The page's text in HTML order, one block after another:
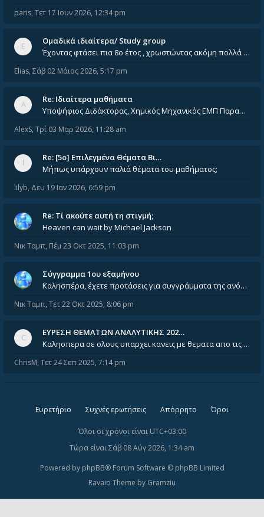
paris, Τετ 17 Ιουν 2026, 12:34 pm
Ομαδικά ιδιαίτερα/ Study group
Έχοντας φτάσει πια 8ο έτος , χρωστώντας ακόμη πολλά και χωρίς καμία όρεξη ούτε να διαβάσω μόνος μου ούτε να παρακολουθήσ
Elias, Σάβ 02 Μάιος 2026, 5:17 pm
Re: Ιδιαίτερα μαθήματα
Υποψήφιος Διδάκτορας, Χημικός Μηχανικός ΕΜΠ Παραδίδω ιδιαίτερα μαθήματα μέσης και ανώτατης εκπαίδευσης σε θετικές και τε
AlexS, Τρί 03 Μαρ 2026, 11:28 am
Re: [5ο] Επιλεγμένα Θέματα Βι…
Μήπως υπάρχουν παλιά θέματα του μαθήματος;
lilyb, Δευ 19 Ιαν 2026, 6:59 pm
Re: Tί ακούτε αυτή τη στιγμή;
Heaven can wait by Michael Jackson
Νικ Ταμπ, Πέμ 23 Οκτ 2025, 11:03 pm
Σύγγραμμα 1ου εξαμήνου
Καλησπέρα, έχετε προτάσεις για συγγράμματα της ανόργανης χημείας? Είμαι ανάμεσα σε Λιοδάκη, Chung και Atkins
Νικ Ταμπ, Τετ 22 Οκτ 2025, 8:06 pm
ΕΥΡΕΣΗ ΘΕΜΑΤΩΝ ΑΝΑΛΥΤΙΚΗΣ 202…
Καλησπερα σε ολους υπαρχει κανεις με θεματα απο τις εξετασεις του ιουνιου και σεπτεμβρίου για την αναλυτικη χημεια
ChrisM, Τετ 24 Σεπ 2025, 7:14 pm
Ευρετήριο Συχνές ερωτήσεις Απόρρητο Όροι
Όλοι οι χρόνοι είναι UTC+03:00
Τώρα είναι Σάβ 08 Αύγ 2026, 1:34 am
Powered by phpBB® Forum Software © phpBB Limited
Ravaio Theme by Gramziu